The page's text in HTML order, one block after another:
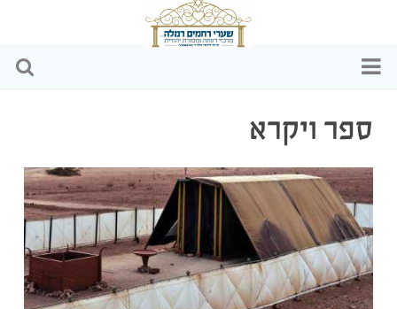
הפעילויות שלנו
כתבות ומאמרים
וידאו
ספר ויקרא